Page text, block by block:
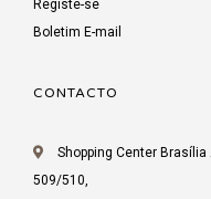
Registe-se
Boletim E-mail
CONTACTO
Shopping Center
509/510,